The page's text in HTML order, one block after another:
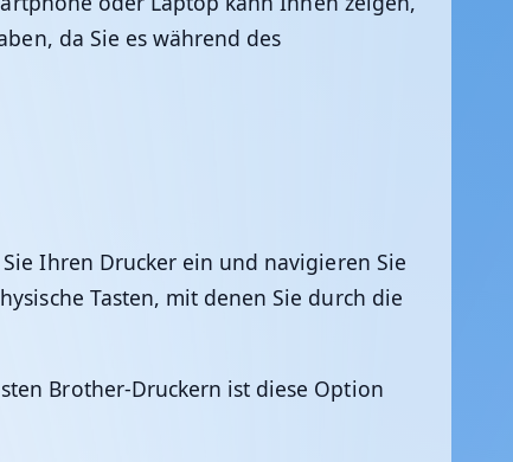
da Sie es während des
Ihren Drucker ein und navigieren Sie
Tasten, mit denen Sie durch die
Brother-Druckern ist diese Option